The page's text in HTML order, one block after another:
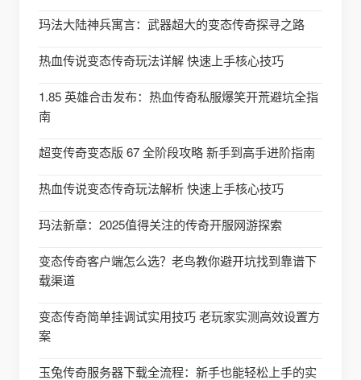
玛法大陆神兵寓言：武器超大的变态传奇探寻之路
热血传说变态传奇玩法详解 快速上手核心技巧
1.85 英雄合击发布：热血传奇私服爆笑开荒避坑全指
南
超变传奇变态版 67 全阶段攻略 新手到高手进阶指南
热血传说变态传奇玩法解析 快速上手核心技巧
玛法新章：2025值得关注的传奇开服网游探索
变态传奇客户端怎么选？老鸟教你避开坑找到靠谱下
载渠道
变态传奇简单挂调试实用技巧 老玩家实测高效设置方
案
玉兔传奇服务器下载全流程：新手也能轻松上手的实